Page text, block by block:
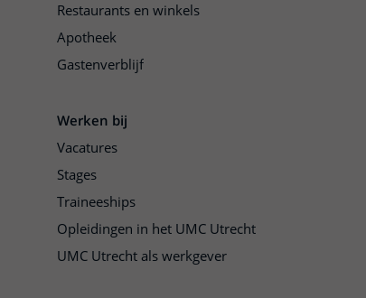
Restaurants en winkels
Apotheek
Gastenverblijf
Werken bij
Vacatures
Stages
Traineeships
Opleidingen in het UMC Utrecht
UMC Utrecht als werkgever